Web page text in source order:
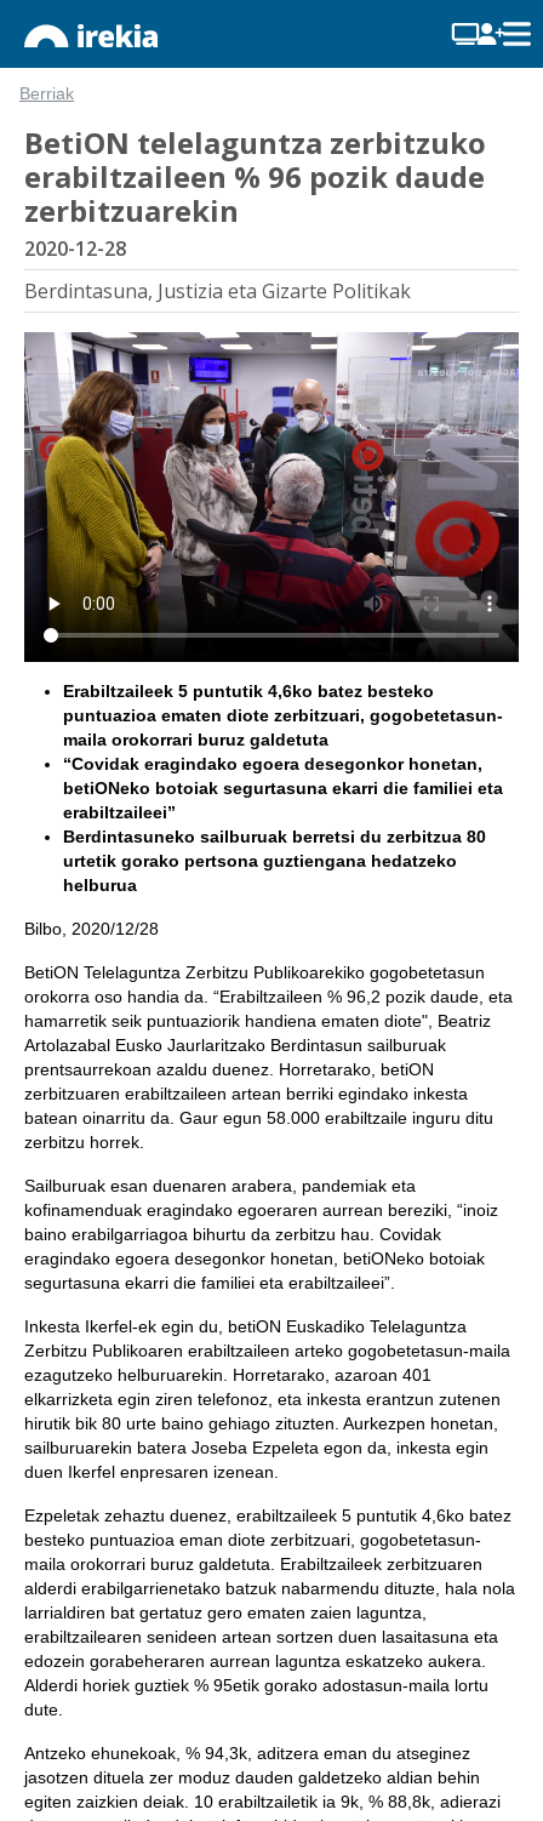
Berriak
BetiON telelaguntza zerbitzuko
erabiltzaileen % 96 pozik daude
zerbitzuarekin
2020-12-28
Berdintasuna, Justizia eta Gizarte Politikak
Erabiltzaileek 5 puntutik 4,6ko batez besteko
puntuazioa ematen diote zerbitzuari, gogobetetasun-
maila orokorrari buruz galdetuta
“Covidak eragindako egoera desegonkor honetan,
betiONeko botoiak segurtasuna ekarri die familiei eta
erabiltzaileei”
Berdintasuneko sailburuak berretsi du zerbitzua 80
urtetik gorako pertsona guztiengana hedatzeko
helburua
Bilbo, 2020/12/28
BetiON Telelaguntza Zerbitzu Publikoarekiko gogobetetasun
orokorra oso handia da. “Erabiltzaileen % 96,2 pozik daude, eta
hamarretik seik puntuaziorik handiena ematen diote", Beatriz
Artolazabal Eusko Jaurlaritzako Berdintasun sailburuak
prentsaurrekoan azaldu duenez. Horretarako, betiON
zerbitzuaren erabiltzaileen artean berriki egindako inkesta
batean oinarritu da. Gaur egun 58.000 erabiltzaile inguru ditu
zerbitzu horrek.
Sailburuak esan duenaren arabera, pandemiak eta
kofinamenduak eragindako egoeraren aurrean bereziki, “inoiz
baino erabilgarriagoa bihurtu da zerbitzu hau. Covidak
eragindako egoera desegonkor honetan, betiONeko botoiak
segurtasuna ekarri die familiei eta erabiltzaileei”.
Inkesta Ikerfel-ek egin du, betiON Euskadiko Telelaguntza
Zerbitzu Publikoaren erabiltzaileen arteko gogobetetasun-maila
ezagutzeko helburuarekin. Horretarako, azaroan 401
elkarrizketa egin ziren telefonoz, eta inkesta erantzun zutenen
hirutik bik 80 urte baino gehiago zituzten. Aurkezpen honetan,
sailburuarekin batera Joseba Ezpeleta egon da, inkesta egin
duen Ikerfel enpresaren izenean.
Ezpeletak zehaztu duenez, erabiltzaileek 5 puntutik 4,6ko batez
besteko puntuazioa eman diote zerbitzuari, gogobetetasun-
maila orokorrari buruz galdetuta. Erabiltzaileek zerbitzuaren
alderdi erabilgarrienetako batzuk nabarmendu dituzte, hala nola
larrialdiren bat gertatuz gero ematen zaien laguntza,
erabiltzailearen senideen artean sortzen duen lasaitasuna eta
edozein gorabeheraren aurrean laguntza eskatzeko aukera.
Alderdi horiek guztiek % 95etik gorako adostasun-maila lortu
dute.
Antzeko ehunekoak, % 94,3k, aditzera eman du atseginez
jasotzen dituela zer moduz dauden galdetzeko aldian behin
egiten zaizkien deiak. 10 erabiltzailetik ia 9k, % 88,8k, adierazi